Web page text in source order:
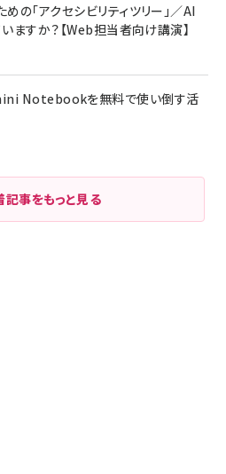
の「アクセシビリティツリー」／AI
ますか？【Web担当者向け講演】
Notebookを無料で使い倒す活
記事をもっと見る